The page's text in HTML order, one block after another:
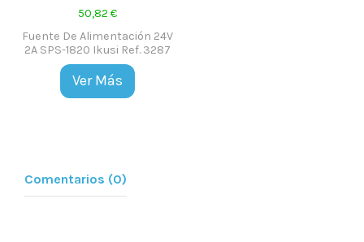
50,82 €
Fuente De Alimentación 24V
2A SPS-1820 Ikusi Ref. 3287
Ver Más
Comentarios (0)